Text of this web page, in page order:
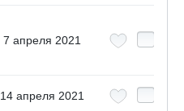
7 апреля 2021
14 апреля 2021